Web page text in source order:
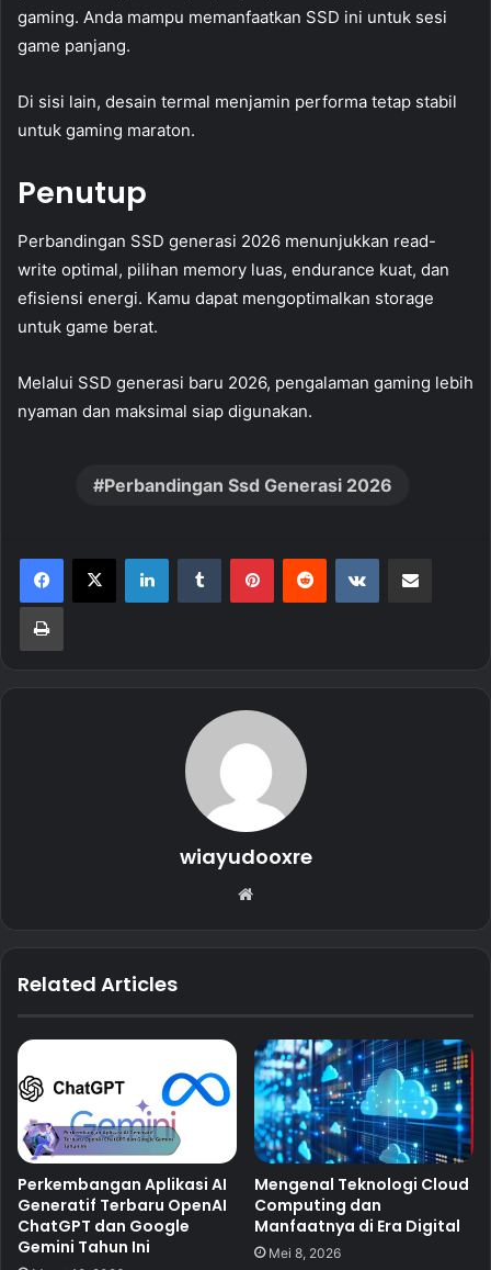
gaming. Anda mampu memanfaatkan SSD ini untuk sesi
game panjang.
Di sisi lain, desain termal menjamin performa tetap stabil
untuk gaming maraton.
Penutup
Perbandingan SSD generasi 2026 menunjukkan read-
write optimal, pilihan memory luas, endurance kuat, dan
efisiensi energi. Kamu dapat mengoptimalkan storage
untuk game berat.
Melalui SSD generasi baru 2026, pengalaman gaming lebih
nyaman dan maksimal siap digunakan.
Perbandingan Ssd Generasi 2026
LinkedInTumblr PinterestReddit VKontakte
Print
wiayudooxre
Related Articles
Perkembangan Aplikasi AI
Generatif Terbaru OpenAI
ChatGPT dan Google
Gemini Tahun Ini
Mengenal Teknologi Cloud
Computing dan
Manfaatnya di Era Digital
Mei 8, 2026